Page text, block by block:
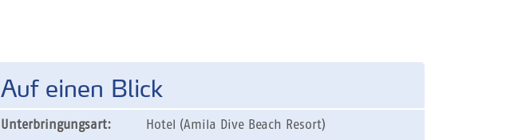
Auf einen Blick
Unterbringungsart: Hotel (Amila Dive Beach Resort)